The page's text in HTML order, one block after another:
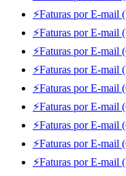
⚡Faturas por E-mail
⚡Faturas por E-mail
⚡Faturas por E-mail
⚡Faturas por E-mail
⚡Faturas por E-mail
⚡Faturas por E-mail
⚡Faturas por E-mail
⚡Faturas por E-mail
⚡Faturas por E-mail